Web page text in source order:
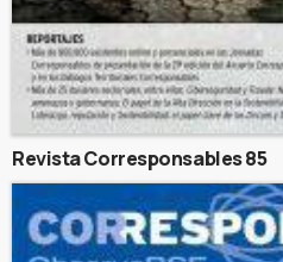
Revista Corresponsables 85